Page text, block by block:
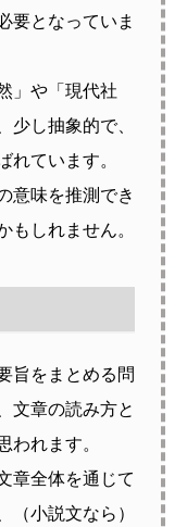
要となっていま
」や「現代社
少し抽象的で、
れています。
意味を推測でき
もしれません。
旨をまとめる問
文章の読み方と
われます。
章全体を通じて
（小説文なら）